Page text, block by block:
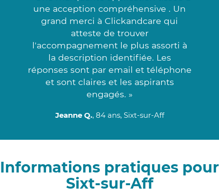
une acception compréhensive . Un
grand merci à Clickandcare qui
atteste de trouver
l'accompagnement le plus assorti à
la description identifiée. Les
réponses sont par email et téléphone
et sont claires et les aspirants
engagés. »
Jeanne Q., 84 ans, Sixt-sur-Aff
Informations pratiques pour
Sixt-sur-Aff